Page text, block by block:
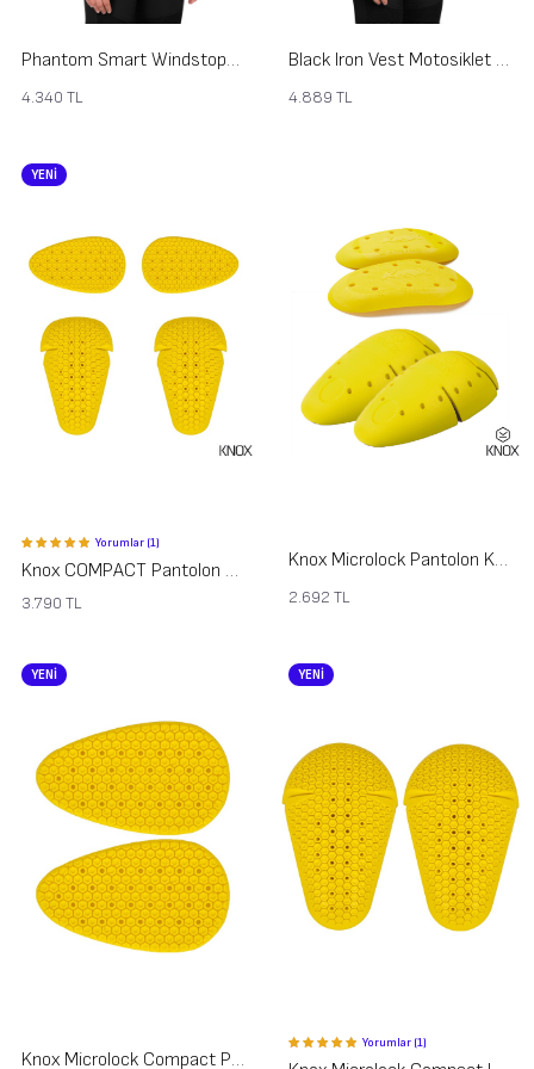
Phantom Smart Windstopper Yelek Kadın
4.340 TL
Black Iron Vest Motosiklet Yeleği Kadın
4.889 TL
YENİ
Yorumlar (1)
Knox COMPACT Pantolon Koruma Seti 2
3.790 TL
Knox Microlock Pantolon Koruma Seti 2
2.692 TL
YENİ
Knox Microlock Compact Part 455 Kalça Koruması
YENİ
Yorumlar (1)